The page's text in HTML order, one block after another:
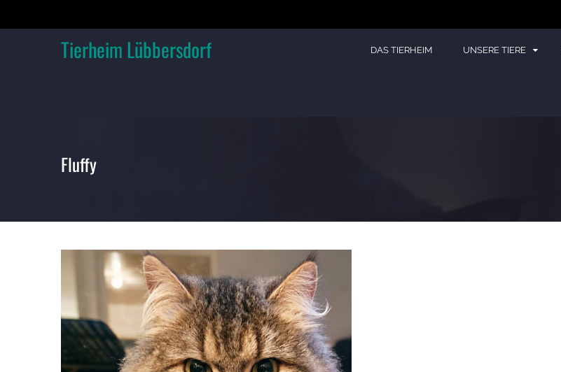
Tierheim Lübbersdorf DAS TIERHEIM UNSERE TIERE
Fluffy